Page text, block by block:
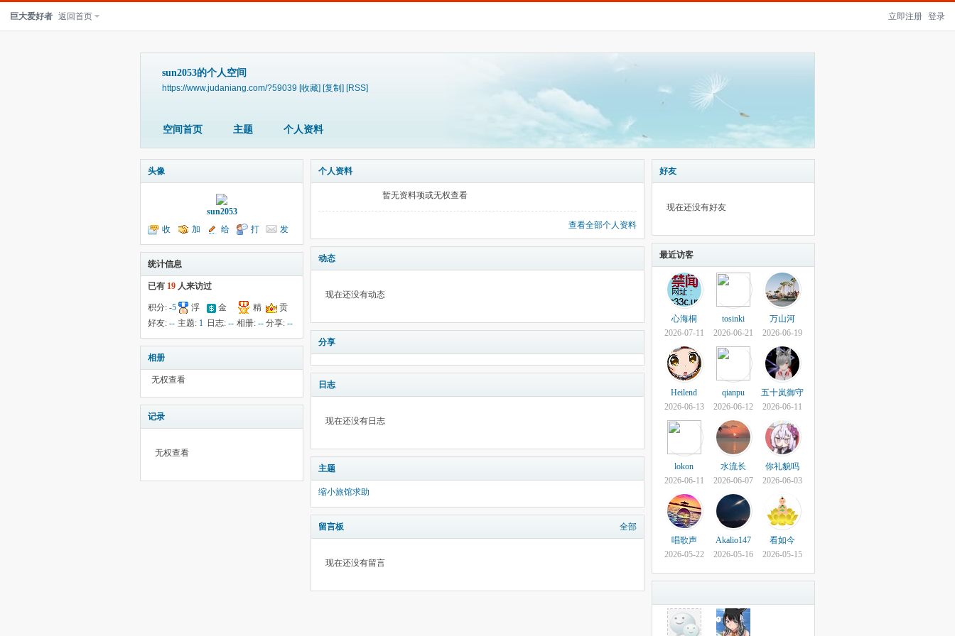
立即注册 登录
巨大爱好者 返回首页
sun2053的个人空间
https://www.judaniang.com/?59039 [收藏] [复制] [RSS]
空间首页 主题 个人资料
头像
sun2053
收
听TA
加
为好友
给
我留言
打
个招呼
发
送消息
统计信息
已有 19 人来访过
积分: -5
浮
云:297
金
钱:14
精
华:--
贡
献:--
好友: -- 主题: 1 日志:-- 相册: -- 分享:--
相册
无权查看
记录
无权查看
个人资料
暂无资料项或无权查看
查看全部个人资料
动态
现在还没有动态
分享
日志
现在还没有日志
主题
缩小旅馆求助
留言板 全部
现在还没有留言
好友
现在还没有好友
最近访客
心海桐
2026-07-11
tosinki
2026-06-21
万山河
2026-06-19
Heilend
2026-06-13
qianpu
2026-06-12
五十岚御守
2026-06-11
lokon
2026-06-11
水流长
2026-06-07
你礼貌吗
2026-06-03
唱歌声
2026-05-22
Akalio147
2026-05-16
看如今
2026-05-15